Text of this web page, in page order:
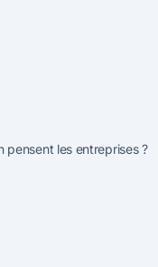
pensent les entreprises ?